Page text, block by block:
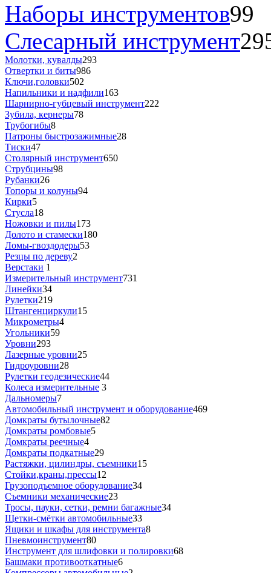
Наборы инструментов99
Слесарный инструмент
Молотки, кувалды293
Отвертки и биты986
Ключи,головки502
Напильники и надфили163
Шарнирно-губцевый инструмент222
Зубила, кернеры78
Трубогибы8
Патроны быстрозажимные28
Тиски47
Столярный инструмент650
Струбцины98
Рубанки26
Топоры и колуны94
Кирки5
Стусла18
Ножовки и пилы173
Долото и стамески180
Ломы-гвоздодеры53
Резцы по дереву2
Верстаки 1
Измерительный инструмент731
Линейки34
Рулетки219
Штангенциркули15
Микрометры4
Угольники59
Уровни293
Лазерные уровни25
Гидроуровни28
Рулетки геодезические44
Колеса измерительные 3
Дальномеры7
Автомобильный инструмент и оборудование469
Домкраты бутылочные82
Домкраты ромбовые5
Домкраты реечные4
Домкраты подкатные29
Растяжки, цилиндры, съемники15
Стойки,краны,прессы12
Грузоподъемное оборудование34
Съемники механические23
Тросы, пауки, сетки, ремни багажные34
Щетки-смётки автомобильные33
Ящики и шкафы для инструмента8
Пневмоинструмент80
Инструмент для шлифовки и полировки68
Башмаки противооткатные6